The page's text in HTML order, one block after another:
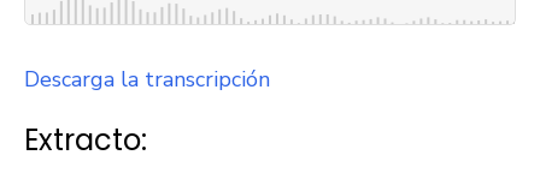
Descarga la transcripción
Extracto: